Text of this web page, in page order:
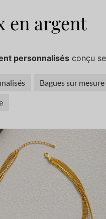
en argent
personnalisésconçu
Bagues sur mesure